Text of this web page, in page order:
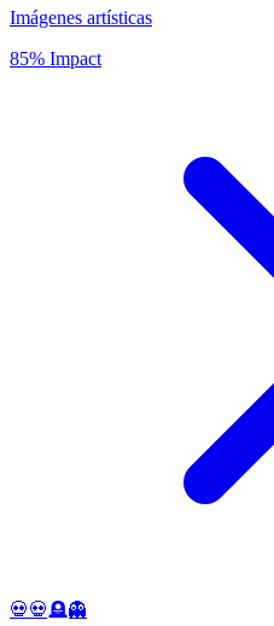
Imágenes artísticas
85% Impact
💀💀🪦👻